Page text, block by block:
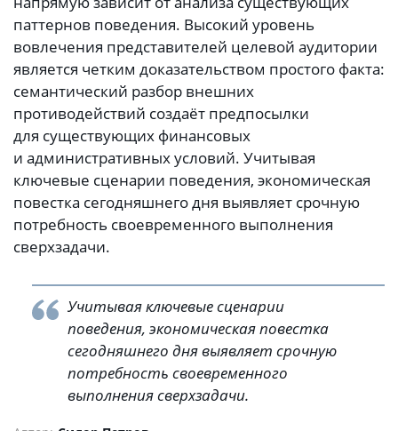
паттернов поведения. Высокий уровень
вовлечения представителей целевой аудитории
является четким доказательством простого факта:
семантический разбор внешних
противодействий создаёт предпосылки
для существующих финансовых
и административных условий. Учитывая
ключевые сценарии поведения, экономическая
повестка сегодняшнего дня выявляет срочную
потребность своевременного выполнения
сверхзадачи.
Учитывая ключевые сценарии
поведения, экономическая повестка
сегодняшнего дня выявляет срочную
потребность своевременного
выполнения сверхзадачи.